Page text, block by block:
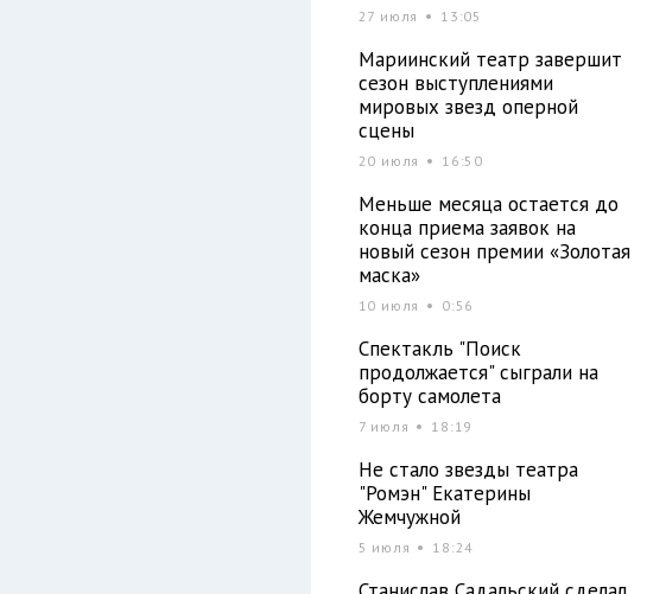
27 июля 13:05
Мариинский театр завершит
сезон выступлениями
мировых звезд оперной
сцены
20 июля 16:50
Меньше месяца остается до
конца приема заявок на
новый сезон премии «Золотая
маска»
10 июля 0:56
Спектакль "Поиск
продолжается" сыграли на
борту самолета
7 июля 18:19
Не стало звезды театра
"Ромэн" Екатерины
Жемчужной
5 июля 18:24